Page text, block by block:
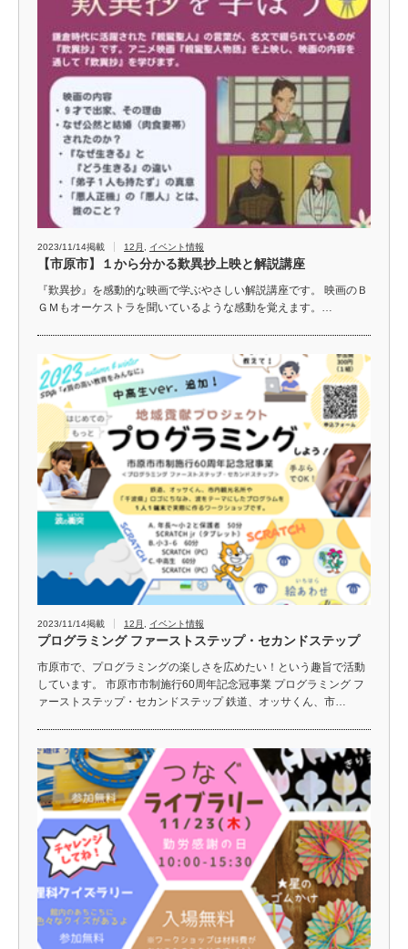
2023/11/14掲載 12月 イベント情報
【市原市】１から分かる歎異抄上映と解説講座
『歎異抄』を感動的な映画で学ぶやさしい解説講座です。 映画のＢ
ＧＭもオーケストラを聞いているような感動を覚えます。…
2023/11/14掲載 12月 イベント情報
プログラミング ファーストステップ・セカンドステップ
市原市で、プログラミングの楽しさを広めたい！という趣旨で活動
しています。 市原市市制施行60周年記念冠事業 プログラミング フ
ァーストステップ・セカンドステップ 鉄道、オッサくん、市…